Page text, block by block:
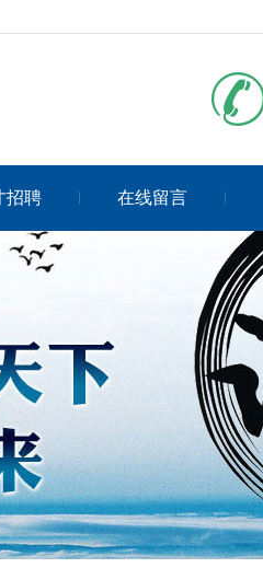
招聘 在线留言